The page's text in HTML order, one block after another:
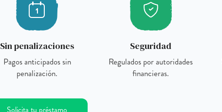
Sin penalizaciones
Pagos anticipados sin
penalización.
Seguridad
Regulados por autoridades
financieras.
Solicita tu préstamo